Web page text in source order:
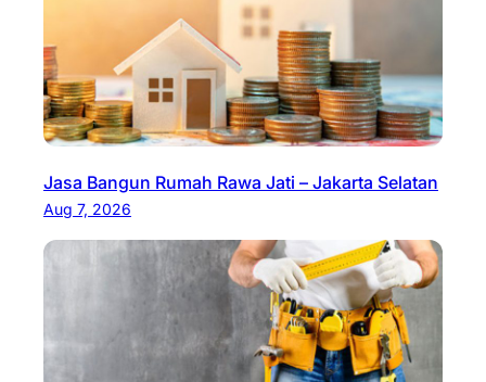
Jasa Bangun Rumah Rawa Jati – Jakarta Selatan
Aug 7, 2026